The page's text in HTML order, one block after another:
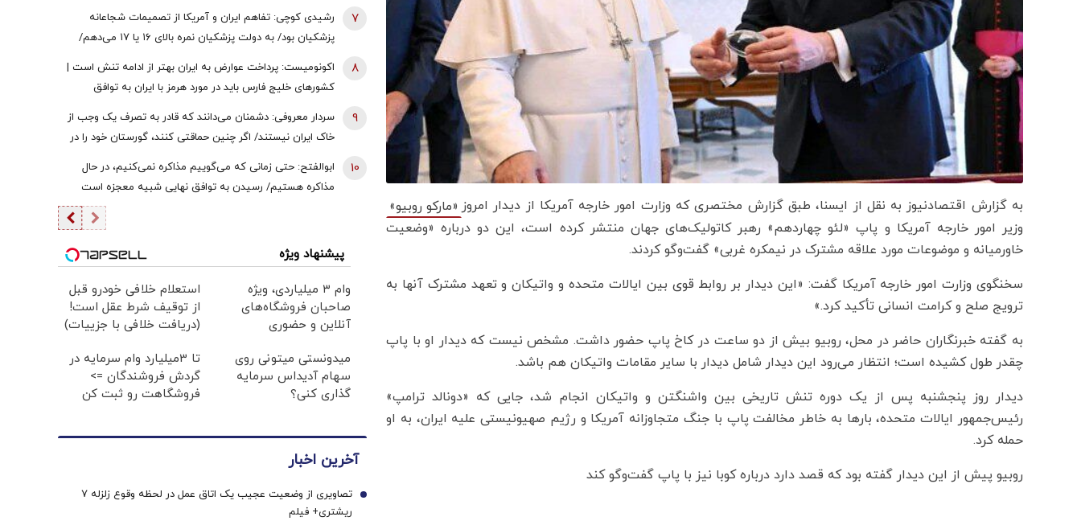
به گزارش اقتصادنیوز به نقل از ایسنا، طبق گزارش مختصری که وزارت امور خارجه آمریکا از دیدار امروز «مارکو روبیو»
وزیر امور خارجه آمریکا و پاپ «لئو چهاردهم» رهبر کاتولیک‌های جهان منتشر کرده است، این دو درباره «وضعیت
خاورمیانه و موضوعات مورد علاقه مشترک در نیمکره غربی» گفت‌وگو کردند.
سخنگوی وزارت امور خارجه آمریکا گفت: «این دیدار بر روابط قوی بین ایالات متحده و واتیکان و تعهد مشترک آنها به
ترویج صلح و کرامت انسانی تأکید کرد.»
به گفته خبرنگاران حاضر در محل، روبیو بیش از دو ساعت در کاخ پاپ حضور داشت. مشخص نیست که دیدار او با پاپ
چقدر طول کشیده است؛ انتظار می‌رود این دیدار شامل دیدار با سایر مقامات واتیکان هم باشد.
دیدار روز پنجشنبه پس از یک دوره تنش تاریخی بین واشنگتن و واتیکان انجام شد، جایی که «دونالد ترامپ»
رئیس‌جمهور ایالات متحده، بارها به خاطر مخالفت پاپ با جنگ متجاوزانه آمریکا و رژیم صهیونیستی علیه ایران، به او
حمله کرد.
روبیو پیش از این دیدار گفته بود که قصد دارد درباره کوبا نیز با پاپ گفت‌وگو کند
رشیدی کوچی: تفاهم ایران و آمریکا از تصمیمات شجاعانه
پزشکیان بود/ به دولت پزشکیان نمره بالای ۱۶ یا ۱۷ می‌دهم/
مشکلات بزرگی روبه‌رو می‌شد/ اگر جلیلی رئیس‌جمهور
می‌شد...
7
اکونومیست: پرداخت عوارض به ایران بهتر از ادامه تنش است |
کشورهای خلیج فارس باید در مورد هرمز با ایران به توافق
8
سردار معروفی: دشمنان می‌دانند که قادر به تصرف یک وجب از
خاک ایران نیستند/ اگر چنین حماقتی کنند، گورستان خود را در
آنجا خواهند یافت/ دیپلماسی بدون پشتیبانی مردمی
امکان‌پذیر نیست
9
ابوالفتح: حتی زمانی که می‌گوییم مذاکره نمی‌کنیم، در حال
مذاکره هستیم/ رسیدن به توافق نهایی شبیه معجزه است
10
پیشنهاد ویژه
وام ۳ میلیاردی، ویژه
صاحبان فروشگاه‌های
آنلاین و حضوری
استعلام خلافی خودرو قبل
از توقیف شرط عقل است!
(دریافت خلافی با جزییات)
میدونستی میتونی روی
سهام آدیداس سرمایه
گذاری کنی؟
تا 3میلیارد وام سرمایه در
گردش فروشندگان =>
فروشگاهت رو ثبت کن
آخرین اخبار
تصاویری از وضعیت عجیب یک اتاق عمل در لحظه وقوع زلزله 7
ریشتری+ فیلم
1